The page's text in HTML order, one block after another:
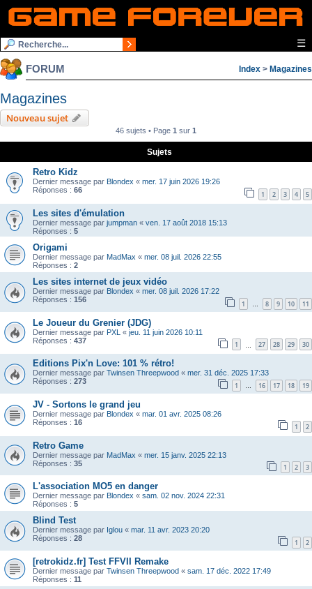
☰
FORUM Index > Magazines
Magazines
Nouveau sujet
46 sujets • Page 1 sur 1
Sujets
Retro Kidz
Dernier message par Blondex « mer. 17 juin 2026 19:26
Réponses : 66 1 2 3 4 5
Les sites d'émulation
Dernier message par jumpman « ven. 17 août 2018 15:13
Réponses : 5
Origami
Dernier message par MadMax « mer. 08 juil. 2026 22:55
Réponses : 2
Les sites internet de jeux vidéo
Dernier message par Blondex « mer. 08 juil. 2026 17:22
Réponses : 156 1 … 8 9 10 11
Le Joueur du Grenier (JDG)
Dernier message par PXL « jeu. 11 juin 2026 10:11
Réponses : 437 1 27 28 29 30
Editions Pix'n Love: 101 % rétro!
Dernier message par Twinsen Threepwood « mer. 31 déc. 2025 17:33
Réponses : 273 1 … 16 17 18 19
JV - Sortons le grand jeu
Dernier message par Blondex « mar. 01 avr. 2025 08:26
Réponses : 16 1 2
Retro Game
Dernier message par MadMax « mer. 15 janv. 2025 22:13
Réponses : 35 1 2 3
L'association MO5 en danger
Dernier message par Blondex « sam. 02 nov. 2024 22:31
Réponses : 5
Blind Test
Dernier message par Iglou « mar. 11 avr. 2023 20:20
Réponses : 28 1 2
[retrokidz.fr] Test FFVII Remake
Dernier message par Twinsen Threepwood « sam. 17 déc. 2022 17:49
Réponses : 11